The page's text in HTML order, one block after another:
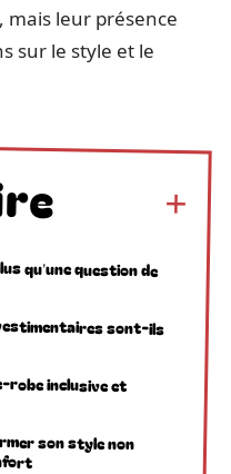
leur présence
sur le style et le
qu’une question de
sont-ils
robe inclusive et
son style non